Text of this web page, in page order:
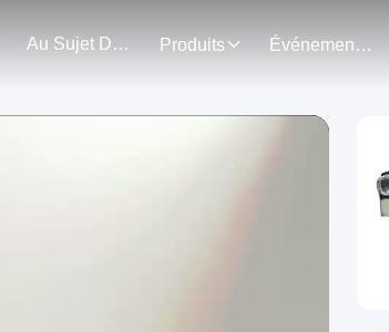
Au Sujet De Nous Produits Événements